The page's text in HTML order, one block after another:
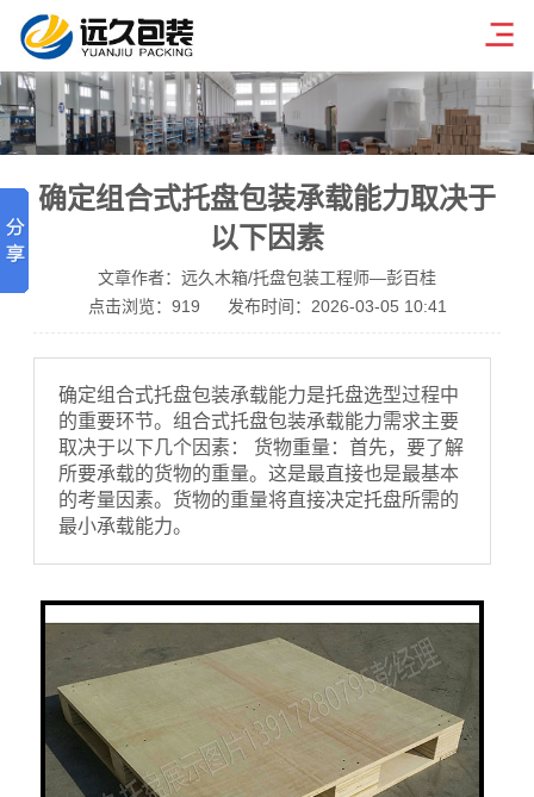
确定组合式托盘包装承载能力取决于
以下因素
文章作者：远久木箱/托盘包装工程师—彭百桂
点击浏览： 919 发布时间：2026-03-05 10:41
确定组合式托盘包装承载能力是托盘选型过程中
的重要环节。组合式托盘包装承载能力需求主要
取决于以下几个因素： 货物重量：首先，要了解
所要承载的货物的重量。这是最直接也是最基本
的考量因素。货物的重量将直接决定托盘所需的
最小承载能力。